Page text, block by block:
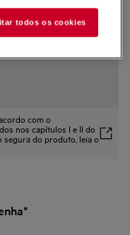
com o
nos capítulos I e II do
segura do produto, leia o
todos os cookies